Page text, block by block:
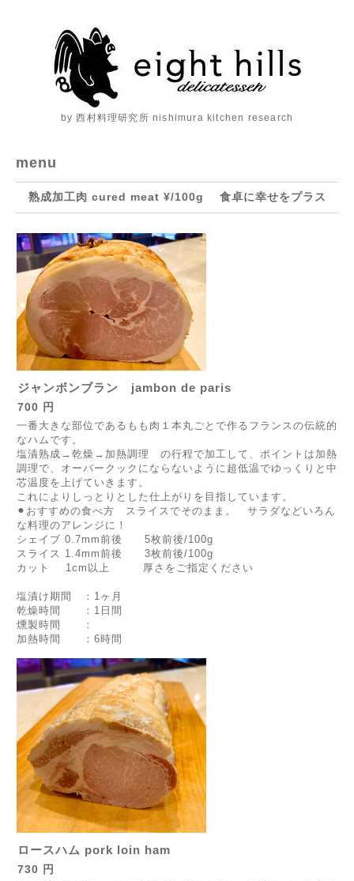
by 西村料理研究所 nishimura kitchen research
menu
熟成加工肉 cured meat ¥/100g 食卓に幸せをプラス
ジャンボンブラン jambon de paris
700 円
一番大きな部位であるもも肉１本丸ごとで作るフランスの伝統的
なハムです。
塩漬熟成→乾燥→加熱調理 の行程で加工して、ポイントは加熱
調理で、オーバークックにならないように超低温でゆっくりと中
芯温度を上げていきます。
これによりしっとりとした仕上がりを目指しています。
⚫︎おすすめの食べ方 スライスでそのまま。 サラダなどいろん
な料理のアレンジに！
シェイブ 0.7mm前後 5枚前後/100g
スライス 1.4mm前後 3枚前後/100g
カット 1cm以上 厚さをご指定ください
塩漬け期間 ：1ヶ月
乾燥時間 ：1日間
燻製時間 ：
加熱時間 ：6時間
ロースハム pork loin ham
730 円